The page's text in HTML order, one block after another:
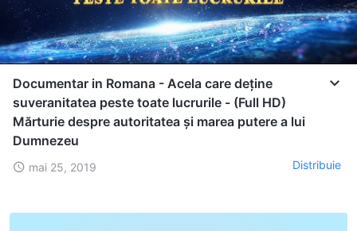
Documentar in Romana - Acela care deține
suveranitatea peste toate lucrurile - (Full HD)
Mărturie despre autoritatea și marea putere a lui
Dumnezeu
mai 25, 2019 Distribuie